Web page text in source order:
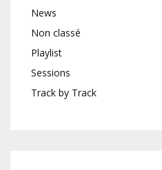
News
Non classé
Playlist
Sessions
Track by Track